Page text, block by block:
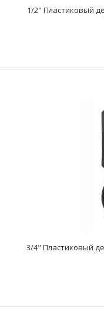
1/2" Пластиковый
1/2" Пластиковый
3/4" Пластиковый